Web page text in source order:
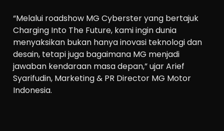
“Melalui roadshow MG Cyberster yang bertajuk
Charging Into The Future, kami ingin dunia
menyaksikan bukan hanya inovasi teknologi dan
desain, tetapi juga bagaimana MG menjadi
jawaban kendaraan masa depan,” ujar Arief
Syarifudin, Marketing & PR Director MG Motor
Indonesia.